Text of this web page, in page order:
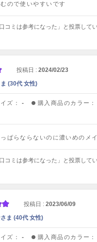
ので使いやすいです
コミは参考になった」と投票してい
投稿日 : 2024/02/23
(30代 女性)
ズ： - 購入商品のカラー：
ぱらならないのに濃いめのメ
コミは参考になった」と投票してい
投稿日 : 2023/06/09
ま (40代 女性)
ズ： - 購入商品のカラー：